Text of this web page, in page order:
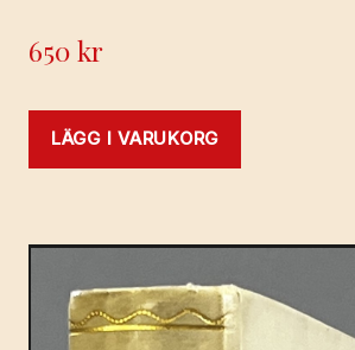
650kr
LÄGG I VARUKORG